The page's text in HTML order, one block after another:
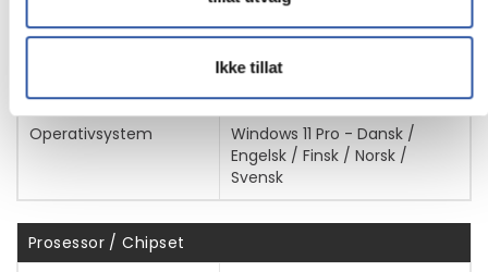
Ikke tillat
Generelt
Bærbar PC - 180-graders
Operativsystem
Windows 11 Pro - Dansk /
Engelsk / Finsk / Norsk /
Svensk
Prosessor / Chipset